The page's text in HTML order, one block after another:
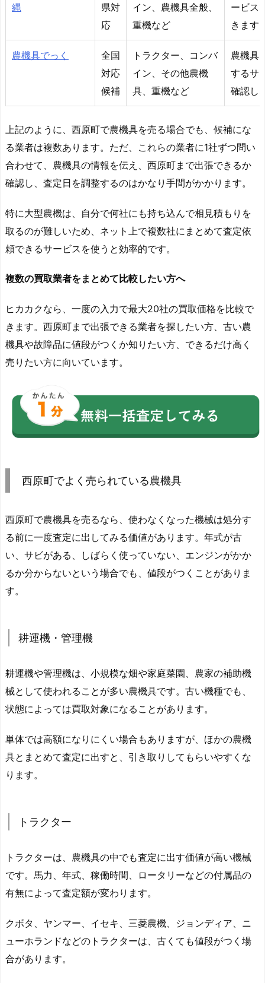
縄
県対
応
イン、農機具全般、
重機など
ービス
きます
農機具でっく
全国
対応
候補
トラクター、コンバ
イン、その他農機
具、重機など
農機具
するサ
確認し
上記のように、西原町で農機具を売る場合でも、候補にな
る業者は複数あります。ただ、これらの業者に1社ずつ問い
合わせて、農機具の情報を伝え、西原町まで出張できるか
確認し、査定日を調整するのはかなり手間がかかります。
特に大型農機は、自分で何社にも持ち込んで相見積もりを
取るのが難しいため、ネット上で複数社にまとめて査定依
頼できるサービスを使うと効率的です。
複数の買取業者をまとめて比較したい方へ
ヒカカクなら、一度の入力で最大20社の買取価格を比較で
きます。西原町まで出張できる業者を探したい方、古い農
機具や故障品に値段がつくか知りたい方、できるだけ高く
売りたい方に向いています。
西原町でよく売られている農機具
西原町で農機具を売るなら、使わなくなった機械は処分す
る前に一度査定に出してみる価値があります。年式が古
い、サビがある、しばらく使っていない、エンジンがかか
るか分からないという場合でも、値段がつくことがありま
す。
耕運機・管理機
耕運機や管理機は、小規模な畑や家庭菜園、農家の補助機
械として使われることが多い農機具です。古い機種でも、
状態によっては買取対象になることがあります。
単体では高額になりにくい場合もありますが、ほかの農機
具とまとめて査定に出すと、引き取りしてもらいやすくな
ります。
トラクター
トラクターは、農機具の中でも査定に出す価値が高い機械
です。馬力、年式、稼働時間、ロータリーなどの付属品の
有無によって査定額が変わります。
クボタ、ヤンマー、イセキ、三菱農機、ジョンディア、ニ
ューホランドなどのトラクターは、古くても値段がつく場
合があります。